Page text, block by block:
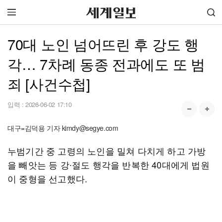
70대 노인 넘어뜨린 후 강도 행
각… 7차례 동종 전과에도 또 범
죄 [사건수첩]
입력 : 2026-06-02 17:10
대구=김덕용 기자 kimdy@segye.com
누범기간 중 고령의 노인을 밀쳐 다치게 하고 가방
을 빼앗는 등 강∙절도 행각을 반복한 40대에게 법원
이 중형을 선고했다.